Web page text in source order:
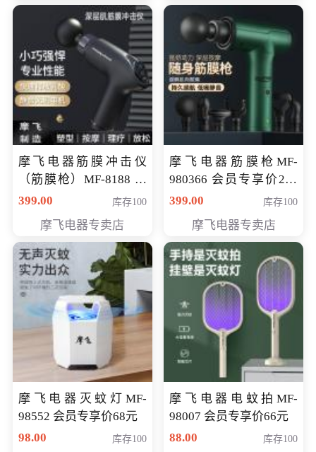
摩飞电器筋膜冲击仪
（筋膜枪）MF-8188 会
员专享价268元
399.00 库存100
摩飞电器专卖店
摩飞电器筋膜枪MF-
980366 会员专享价299
元
399.00 库存100
摩飞电器专卖店
摩飞电器灭蚊灯MF-
98552 会员专享价68元
98.00
库存100
摩飞电器电蚊拍MF-
98007 会员专享价66元
88.00
库存100